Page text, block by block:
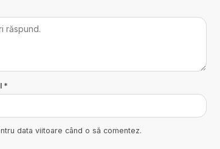
*
data viitoare când o să comentez.